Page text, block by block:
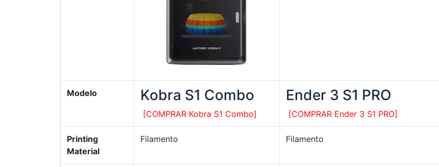
Modelo Kobra S1 Combo
[COMPRAR Kobra S1 Combo]
Ender 3 S1 PRO
[COMPRAR Ender 3 S1 PRO]
Printing
Material
Filamento Filamento